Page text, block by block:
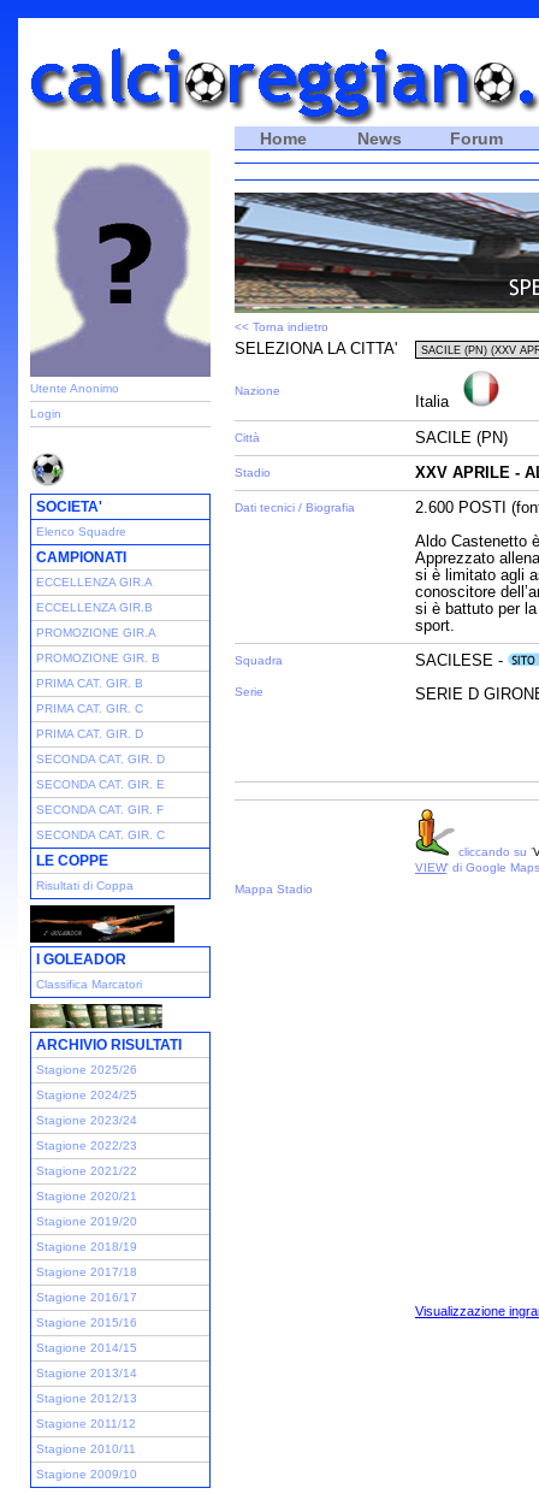
Utente Anonimo
Login
SOCIETA'
Elenco Squadre
CAMPIONATI
ECCELLENZA GIR.A
ECCELLENZA GIR.B
PROMOZIONE GIR.A
PROMOZIONE GIR. B
PRIMA CAT. GIR. B
PRIMA CAT. GIR. C
PRIMA CAT. GIR. D
SECONDA CAT. GIR. D
SECONDA CAT. GIR. E
SECONDA CAT. GIR. F
SECONDA CAT. GIR. C
LE COPPE
Risultati di Coppa
I GOLEADOR
Classifica Marcatori
ARCHIVIO RISULTATI
Stagione 2025/26
Stagione 2024/25
Stagione 2023/24
Stagione 2022/23
Stagione 2021/22
Stagione 2020/21
Stagione 2019/20
Stagione 2018/19
Stagione 2017/18
Stagione 2016/17
Stagione 2015/16
Stagione 2014/15
Stagione 2013/14
Stagione 2012/13
Stagione 2011/12
Stagione 2010/11
Stagione 2009/10
Home News Forum
<< Torna indietro
SELEZIONA LA CITTA'
Nazione
Italia
Città SACILE (PN)
Stadio XXV APRILE -
Dati tecnici / Biografia
2.600 POSTI
Aldo Castenetto
Apprezzato
si è limitato agli
conoscitore
si è battuto per
sport.
Squadra
Serie
SACILESE -
SERIE D
cliccando su '
VIEW' di Google Maps
Mappa Stadio
Visualizzazione